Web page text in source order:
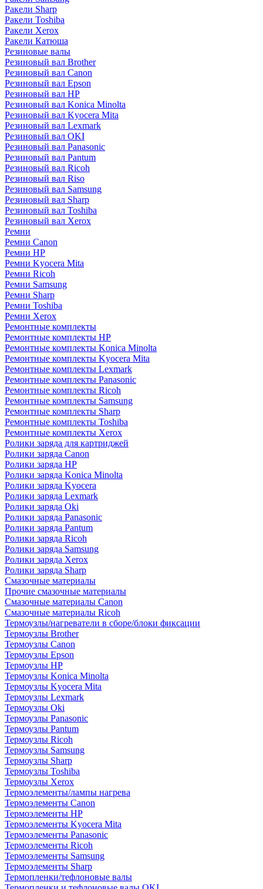
Ракели Sharp
Ракели Toshiba
Ракели Xerox
Ракели Катюша
Резиновые валы
Резиновый вал Brother
Резиновый вал Canon
Резиновый вал Epson
Резиновый вал HP
Резиновый вал Konica Minolta
Резиновый вал Kyocera Mita
Резиновый вал Lexmark
Резиновый вал OKI
Резиновый вал Panasonic
Резиновый вал Pantum
Резиновый вал Ricoh
Резиновый вал Riso
Резиновый вал Samsung
Резиновый вал Sharp
Резиновый вал Toshiba
Резиновый вал Xerox
Ремни
Ремни Canon
Ремни HP
Ремни Kyocera Mita
Ремни Ricoh
Ремни Samsung
Ремни Sharp
Ремни Toshiba
Ремни Xerox
Ремонтные комплекты
Ремонтные комплекты HP
Ремонтные комплекты Konica Minolta
Ремонтные комплекты Kyocera Mita
Ремонтные комплекты Lexmark
Ремонтные комплекты Panasonic
Ремонтные комплекты Ricoh
Ремонтные комплекты Samsung
Ремонтные комплекты Sharp
Ремонтные комплекты Toshiba
Ремонтные комплекты Xerox
Ролики заряда для картриджей
Ролики заряда Canon
Ролики заряда HP
Ролики заряда Konica Minolta
Ролики заряда Kyocera
Ролики заряда Lexmark
Ролики заряда Oki
Ролики заряда Panasonic
Ролики заряда Pantum
Ролики заряда Ricoh
Ролики заряда Samsung
Ролики заряда Xerox
Ролики заряда Sharp
Смазочные материалы
Прочие смазочные материалы
Смазочные материалы Canon
Смазочные материалы Ricoh
Термоузлы/нагреватели в сборе/блоки фиксации
Термоузлы Brother
Термоузлы Canon
Термоузлы Epson
Термоузлы HP
Термоузлы Konica Minolta
Термоузлы Kyocera Mita
Термоузлы Lexmark
Термоузлы Oki
Термоузлы Panasonic
Термоузлы Pantum
Термоузлы Ricoh
Термоузлы Samsung
Термоузлы Sharp
Термоузлы Toshiba
Термоузлы Xerox
Термоэлементы/лампы нагрева
Термоэлементы Canon
Термоэлементы HP
Термоэлементы Kyocera Mita
Термоэлементы Panasonic
Термоэлементы Ricoh
Термоэлементы Samsung
Термоэлементы Sharp
Термопленки/тефлоновые валы